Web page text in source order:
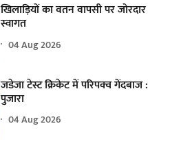
खिलाड़ियों का वतन वापसी पर जोरदार
स्वागत
04 Aug 2026
जडेजा टेस्ट क्रिकेट में परिपक्व गेंदबाज :
पुजारा
04 Aug 2026